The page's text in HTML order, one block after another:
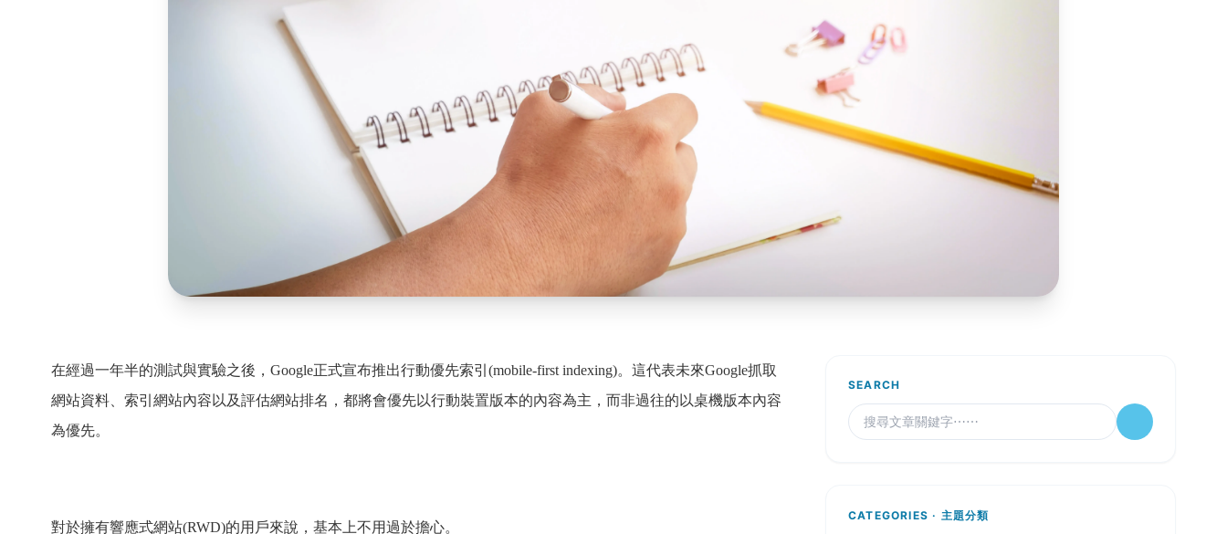
在經過一年半的測試與實驗之後，Google正式宣布推出行動優先索引(mobile-first indexing)。這代表未來Google抓取
網站資料、索引網站內容以及評估網站排名，都將會優先以行動裝置版本的內容為主，而非過往的以桌機版本內容
為優先。
對於擁有響應式網站(RWD)的用戶來說，基本上不用過於擔心。
SEARCH
CATEGORIES · 主題分類